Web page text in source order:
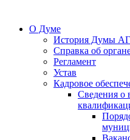
О Думе
История Думы
Справка об
Регламент
Устав
Кадровое
Сведения о